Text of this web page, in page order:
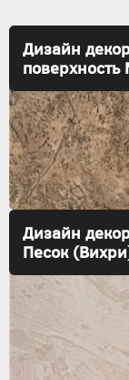
Дизайн
Дизайн
Песок